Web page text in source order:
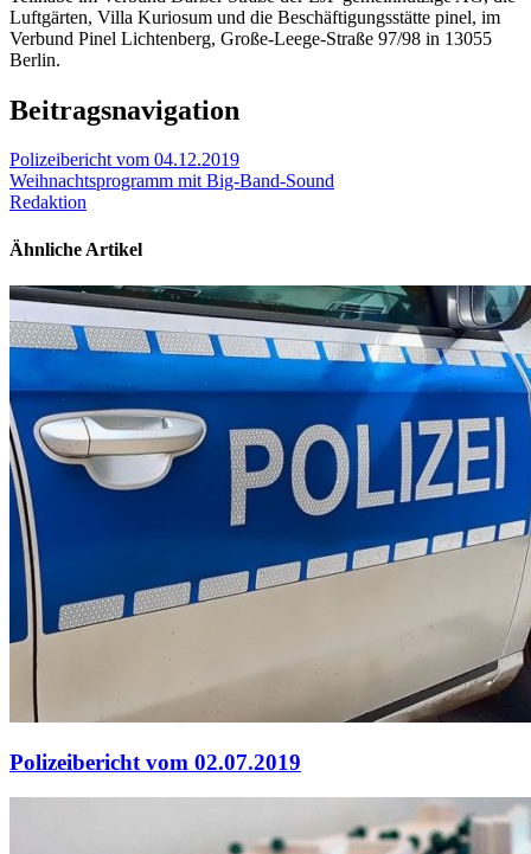
Luftgärten, Villa Kuriosum und die Beschäftigungsstätte pinel, im
Verbund Pinel Lichtenberg, Große-Leege-Straße 97/98 in 13055
Berlin.
Beitragsnavigation
Polizeibericht vom 04.12.2019
Weihnachtsprogramm mit Big-Band-Sound
Redaktion
Ähnliche Artikel
Polizeibericht vom 02.07.2019